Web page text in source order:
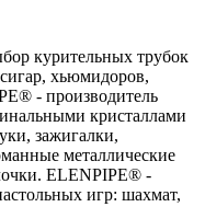
курительных трубок
хьюмидоров,
- производитель
кристаллами
зажигалки,
металлические
ELENPIPE® -
игр: шахмат,